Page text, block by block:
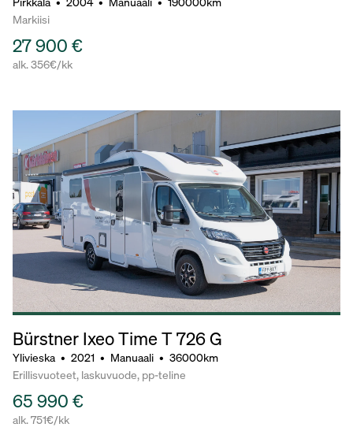
Markiisi
27 900 €
alk. 356€/kk
Bürstner Ixeo Time T 726 G
Ylivieska • 2021 • Manuaali • 36000km
Erillisvuoteet, laskuvuode, pp-teline
65 990 €
alk. 751€/kk